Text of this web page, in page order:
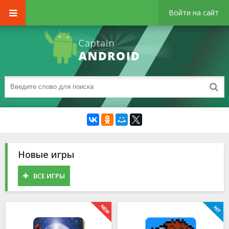
Войти на сайт
Новые игры
ВСЕ ИГРЫ